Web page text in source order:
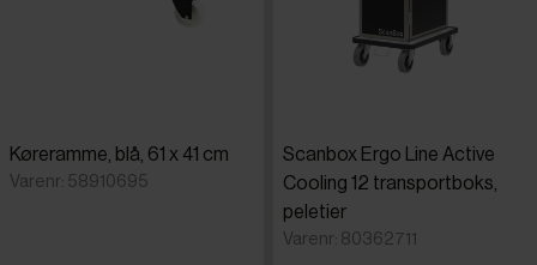
Køreramme, blå, 61 x 41 cm
Varenr: 58910695
Scanbox Ergo Line Active
Cooling 12 transportboks,
peletier
Varenr: 80362711